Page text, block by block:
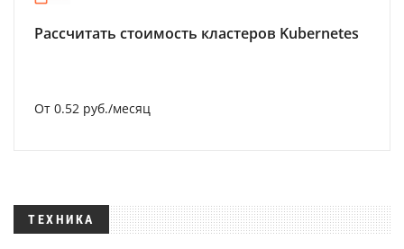
Рассчитать стоимость кластеров Kubernetes
От 0.52 руб./месяц
ТЕХНИКА